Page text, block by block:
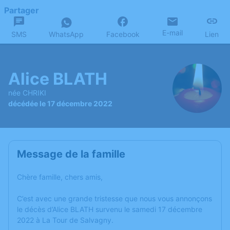
Partager
SMS WhatsApp Facebook E-mail Lien
Alice BLATH
née CHRIKI
décédée le 17 décembre 2022
Message de la famille
Chère famille, chers amis,
C’est avec une grande tristesse que nous vous annonçons
le décès d’Alice BLATH survenu le samedi 17 décembre
2022 à La Tour de Salvagny.